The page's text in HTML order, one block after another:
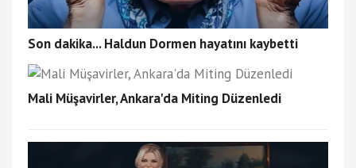
Son dakika... Haldun Dormen hayatını kaybetti
Mali Müşavirler, Ankara'da Miting Düzenledi